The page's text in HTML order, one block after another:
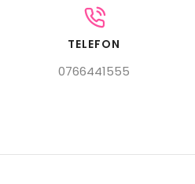
TELEFON
0766441555